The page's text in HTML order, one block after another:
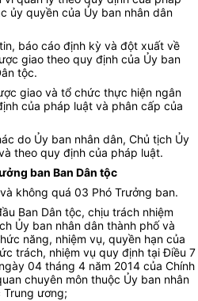
ủy quyền của Ủy ban nhân dân
báo cáo định kỳ và đột xuất về
giao theo quy định của Ủy ban
tộc.
giao và tổ chức thực hiện ngân
của pháp luật và phân cấp của
do Ủy ban nhân dân, Chủ tịch Ủy
theo quy định của pháp luật.
ban Ban Dân tộc
không quá 03 Phó Trưởng ban.
Ban Dân tộc, chịu trách nhiệm
Ủy ban nhân dân thành phố và
năng, nhiệm vụ, quyền hạn của
trách, nhiệm vụ quy định tại Điều 7
ngày 04 tháng 4 năm 2014 của Chính
chuyên môn thuộc Ủy ban nhân
ương;